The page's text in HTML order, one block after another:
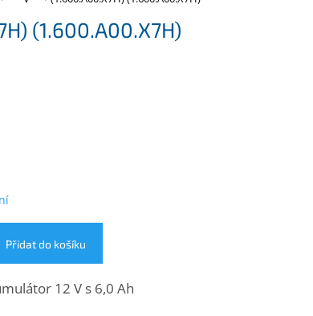
(1.600.A00.X7H)
Přidat do košíku
12 V s 6,0 Ah